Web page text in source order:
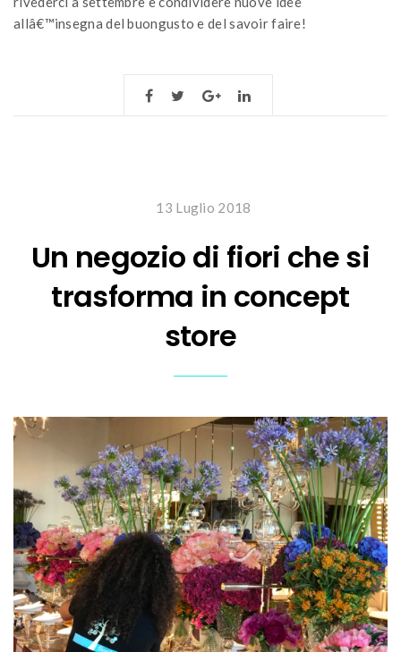
allâ€™insegna del buongusto e del savoir faire!
13 Luglio 2018
Un negozio di fiori che si
trasforma in concept
store